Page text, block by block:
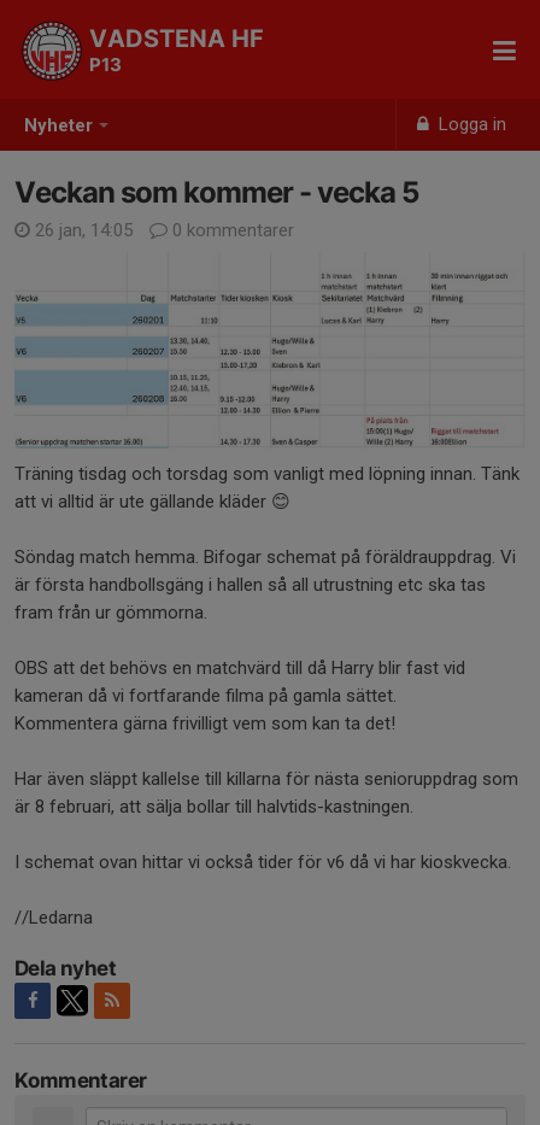
Nyheter Logga in
VADSTENA HF
P13
Veckan som kommer - vecka 5
26 jan, 14:05 0 kommentarer
Träning tisdag och torsdag som vanligt med löpning innan. Tänk
att vi alltid är ute gällande kläder 😊
Söndag match hemma. Bifogar schemat på föräldrauppdrag. Vi
är första handbollsgäng i hallen så all utrustning etc ska tas
fram från ur gömmorna.
OBS att det behövs en matchvärd till då Harry blir fast vid
kameran då vi fortfarande filma på gamla sättet.
Kommentera gärna frivilligt vem som kan ta det!
Har även släppt kallelse till killarna för nästa senioruppdrag som
är 8 februari, att sälja bollar till halvtids-kastningen.
I schemat ovan hittar vi också tider för v6 då vi har kioskvecka.
//Ledarna
Dela nyhet
Kommentarer